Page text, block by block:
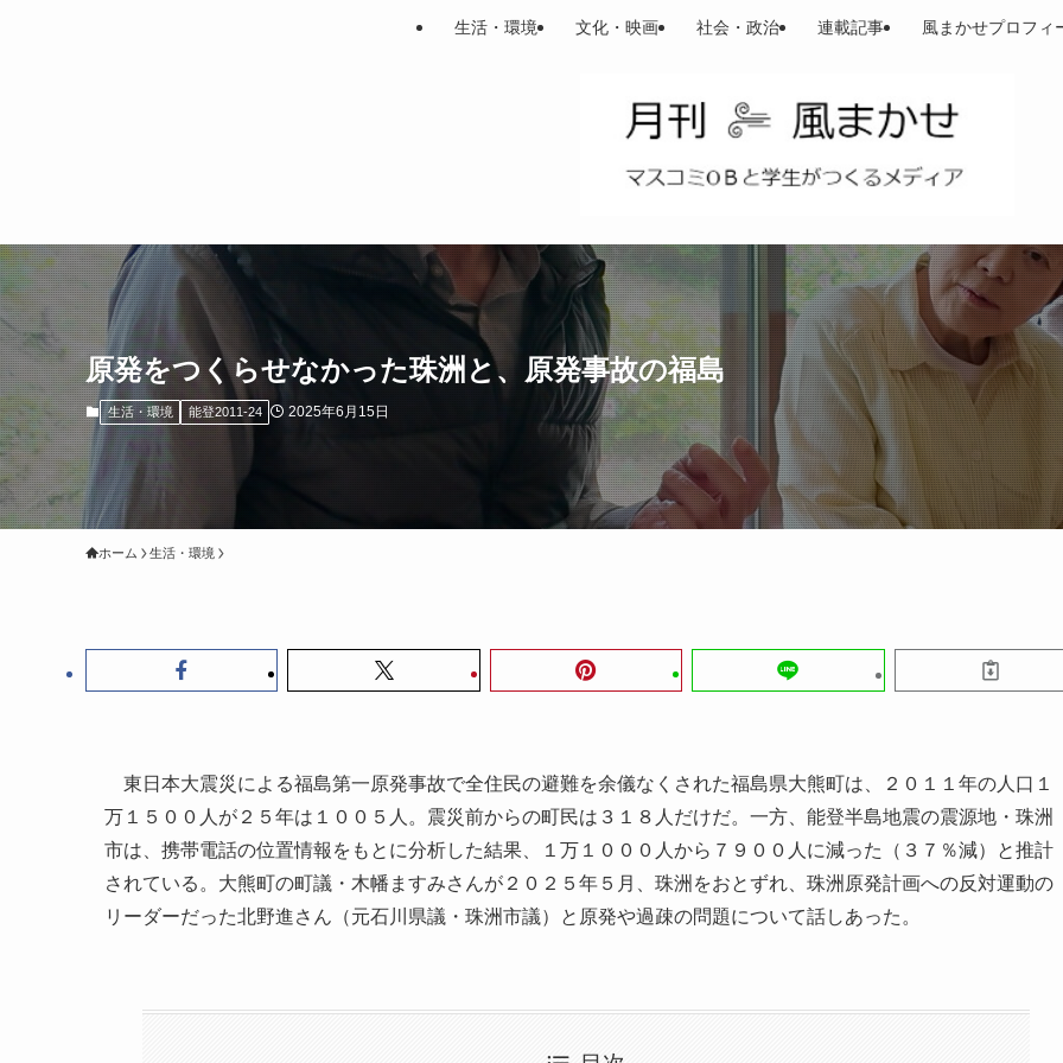
生活・環境 文化・映画 社会・政治 連載記事 風まかせプロフィ
原発をつくらせなかった珠洲と、原発事故の福島
生活・環境 能登2011-24 2025年6月15日
ホーム 生活・環境
東日本大震災による福島第一原発事故で全住民の避難を余儀なくされた福島県大熊町は、２０１１年の人口１
万１５００人が２５年は１００５人。震災前からの町民は３１８人だけだ。一方、能登半島地震の震源地・珠洲
市は、携帯電話の位置情報をもとに分析した結果、１万１０００人から７９００人に減った（３７％減）と推計
されている。大熊町の町議・木幡ますみさんが２０２５年５月、珠洲をおとずれ、珠洲原発計画への反対運動の
リーダーだった北野進さん（元石川県議・珠洲市議）と原発や過疎の問題について話しあった。